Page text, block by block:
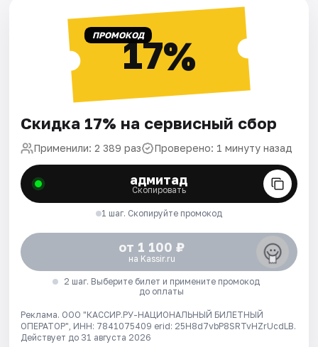
ПРОМОКОД17%
Скидка 17% на сервисный сбор
Применили: 2 389 раз Проверено: 1 минуту назад
адмитад
Скопировать
1 шаг. Скопируйте промокод
от 1 100 ₽
на Kassir.ru
2 шаг. Выберите билет и примените промокод
до оплаты
Реклама. ООО "КАССИР.РУ-НАЦИОНАЛЬНЫЙ БИЛЕТНЫЙ
ОПЕРАТОР", ИНН: 7841075409 erid: 25H8d7vbP8SRTvHZrUcdLB.
Действует до 31 августа 2026